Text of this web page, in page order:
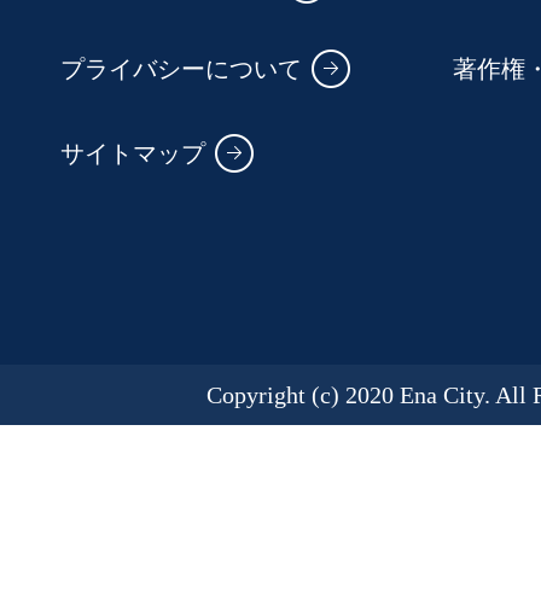
プライバシーについて 著作権
サイトマップ
Copyright (c) 2020 Ena City. All